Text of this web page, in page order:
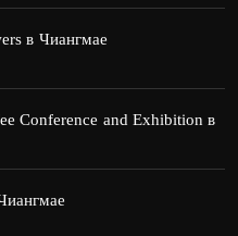
в Чиангмае
Conference and Exhibition в